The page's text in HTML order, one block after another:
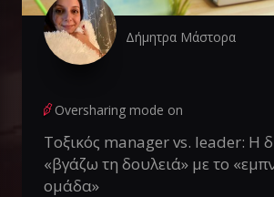
Δήμητρα Μάστορα
Oversharing mode on
Τοξικός manager vs. leader: Η
«βγάζω τη δουλειά» με το
ομάδα»